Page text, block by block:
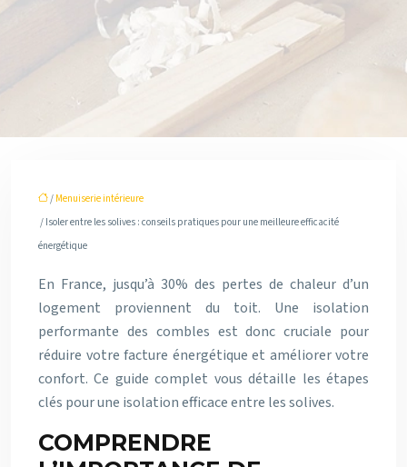
/ Menuiserie intérieure
/ Isoler entre les solives : conseils pratiques pour une meilleure efficacité
énergétique
En France, jusqu’à 30% des pertes de chaleur d’un
logement proviennent du toit. Une isolation
performante des combles est donc cruciale pour
réduire votre facture énergétique et améliorer votre
confort. Ce guide complet vous détaille les étapes
clés pour une isolation efficace entre les solives.
COMPRENDRE